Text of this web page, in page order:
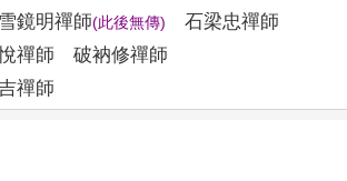
明禪師(此後無傳)
石梁忠禪師
師 破衲修禪師
禪師